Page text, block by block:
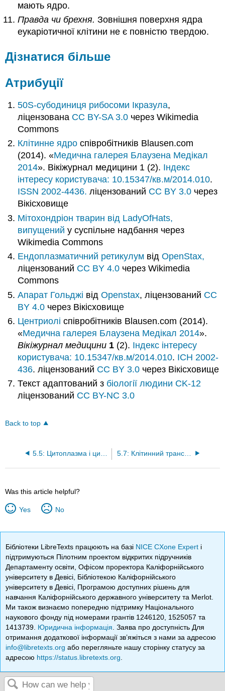
мають ядро.
Правда чи брехня.Зовнішня поверхня ядра
еукаріотичної клітини не є повністю твердою.
Дізнатися більше
Атрибуції
50S-субодиниця рибосоми Ікразула,
ліцензована CC BY-SA 3.0 через Wikimedia
Commons
Клітинне ядро співробітників Blausen.com
(2014). «Медична галерея Блаузена Медікал
2014». Вікіжурнал медицини 1 (2). Індекс
інтересу користувача: 10.15347/кв.м/2014.010.
ISSN 2002-4436. ліцензований CC BY 3.0 через
Вікісховище
Мітохондріон тварин від LadyOfHats,
випущений у суспільне надбання через
Wikimedia Commons
Ендоплазматичний ретикулум відOpenStax,
ліцензований CC BY 4.0 через Wikimedia
Commons
Апарат Гольджі відOpenstax, ліцензований CC
BY 4.0 через Вікісховище
Центриолі співробітників Blausen.com (2014).
«Медична галерея Блаузена Медікал 2014».
Вікіжурнал медицини 1 (2). Індекс інтересу
користувача: 10.15347/кв.м/2014.010. ІСН 2002-
436.ліцензований CC BY 3.0 через Вікісховище
Текст адаптований з біології людини CK-12
ліцензований CC BY-NC 3.0
Back to top
5.7: Клітинний транспорт
Was this article helpful?
Yes No
Бібліотеки LibreTexts працюють на базі NICE CXone Expert і
підтримуються Пілотним проектом відкритих підручників
Департаменту освіти, Офісом проректора Каліфорнійського
університету в Девісі, Бібліотекою Каліфорнійського
університету в Девісі, Програмою доступних рішень для
навчання Каліфорнійського державного університету та Merlot.
Ми також визнаємо попередню підтримку Національного
наукового фонду під номерами грантів 1246120, 1525057 та
1413739. Юридична інформація . Заява про доступність Для
отримання додаткової інформації зв’яжіться з нами за адресою
info@libretexts.org або перегляньте нашу сторінку статусу за
адресою https://status.libretexts.org